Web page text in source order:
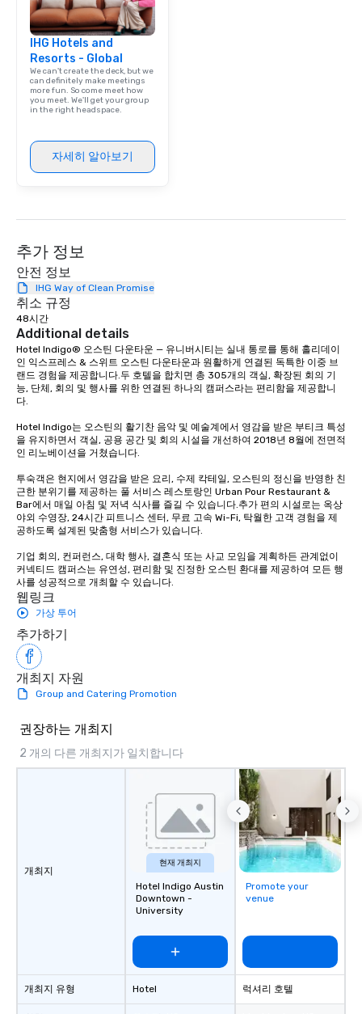
IHG Hotels and
Resorts - Global
We can't create the deck, but we
can definitely make meetings
more fun. So come meet how
you meet. We'll get your group
in the right headspace.
자세히 알아보기
추가 정보
안전 정보
IHG Way of Clean Promise
취소 규정
48시간
Additional details
Hotel Indigo® 오스틴 다운타운 — 유니버시티는 실내 통로를 통해 홀리데이
인 익스프레스 & 스위트 오스틴 다운타운과 원활하게 연결된 독특한 이중 브
랜드 경험을 제공합니다.두 호텔을 합치면 총 305개의 객실, 확장된 회의 기
능, 단체, 회의 및 행사를 위한 연결된 하나의 캠퍼스라는 편리함을 제공합니
다.
Hotel Indigo는 오스틴의 활기찬 음악 및 예술계에서 영감을 받은 부티크 특성
을 유지하면서 객실, 공용 공간 및 회의 시설을 개선하여 2018년 8월에 전면적
인 리노베이션을 거쳤습니다.
투숙객은 현지에서 영감을 받은 요리, 수제 칵테일, 오스틴의 정신을 반영한 친
근한 분위기를 제공하는 풀 서비스 레스토랑인 Urban Pour Restaurant &
Bar에서 매일 아침 및 저녁 식사를 즐길 수 있습니다.추가 편의 시설로는 옥상
야외 수영장, 24시간 피트니스 센터, 무료 고속 Wi-Fi, 탁월한 고객 경험을 제
공하도록 설계된 맞춤형 서비스가 있습니다.
기업 회의, 컨퍼런스, 대학 행사, 결혼식 또는 사교 모임을 계획하든 관계없이
커넥티드 캠퍼스는 유연성, 편리함 및 진정한 오스틴 환대를 제공하여 모든 행
사를 성공적으로 개최할 수 있습니다.
웹링크
가상 투어
추가하기
개최지 자원
Group and Catering Promotion
권장하는 개최지
2 개의 다른 개최지가 일치합니다
개최지
개최지 유형
현재 개최지
Hotel Indigo Austin
Downtown -
University
Hotel
Promote your
venue
럭셔리 호텔